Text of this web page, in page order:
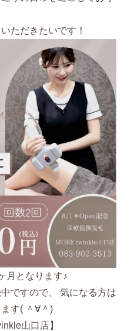
ただきたいです！
月となります♪
ですので、 気になる方は
す( ＾∀＾)
山口店】